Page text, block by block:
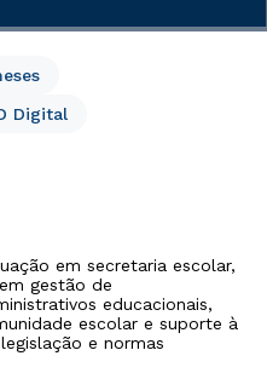
Digital
em secretaria escolar,
gestão de
educacionais,
escolar e suporte à
e normas